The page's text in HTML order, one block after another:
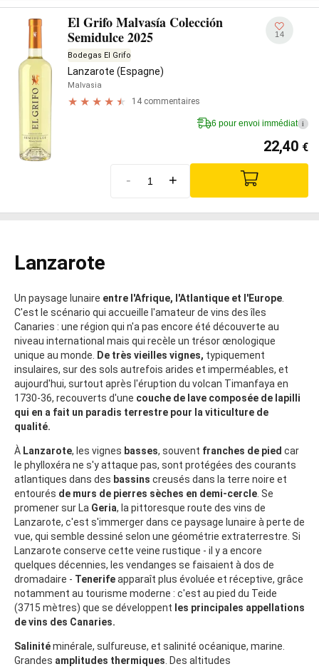
El Grifo Malvasía Colección
Semidulce 2025
Bodegas El Grifo
Lanzarote (Espagne)
Malvasia
14 commentaires
14
6 pour envoi immédiat i
22,40 €
- +
Lanzarote
Un paysage lunaire entre l'Afrique, l'Atlantique et l'Europe.
C'est le scénario qui accueille l'amateur de vins des îles
Canaries : une région qui n'a pas encore été découverte au
niveau international mais qui recèle un trésor œnologique
unique au monde. De très vieilles vignes, typiquement
insulaires, sur des sols autrefois arides et imperméables, et
aujourd'hui, surtout après l'éruption du volcan Timanfaya en
1730-36, recouverts d'une couche de lave composée de lapilli
qui en a fait un paradis terrestre pour la viticulture de
qualité.
À Lanzarote, les vignes basses, souvent franches de pied car
le phylloxéra ne s'y attaque pas, sont protégées des courants
atlantiques dans des bassins creusés dans la terre noire et
entourés de murs de pierres sèches en demi-cercle. Se
promener sur La Geria, la pittoresque route des vins de
Lanzarote, c'est s'immerger dans ce paysage lunaire à perte de
vue, qui semble dessiné selon une géométrie extraterrestre. Si
Lanzarote conserve cette veine rustique - il y a encore
quelques décennies, les vendanges se faisaient à dos de
dromadaire - Tenerifeapparaît plus évoluée et réceptive, grâce
notamment au tourisme moderne : c'est au pied du Teide
(3715 mètres) que se développent les principales appellations
de vins des Canaries.
Salinitéminérale, sulfureuse, et salinité océanique, marine.
Grandes amplitudes thermiques. Des altitudes